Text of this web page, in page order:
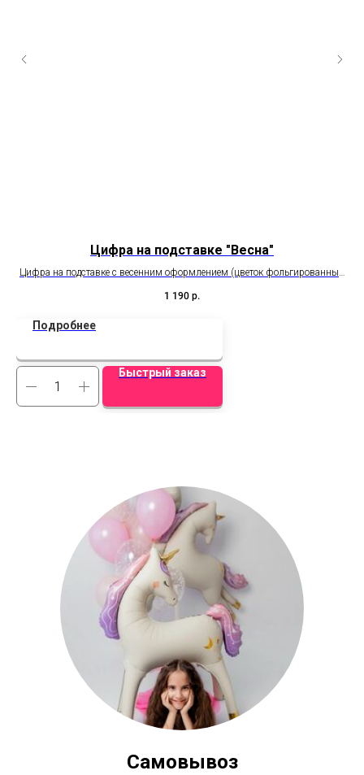
Цифра на подставке "Весна"
Цифра на подставке с весенним оформлением (цветок фольгированный
1 190 р.
Подробнее
Быстрый заказ
Самовывоз